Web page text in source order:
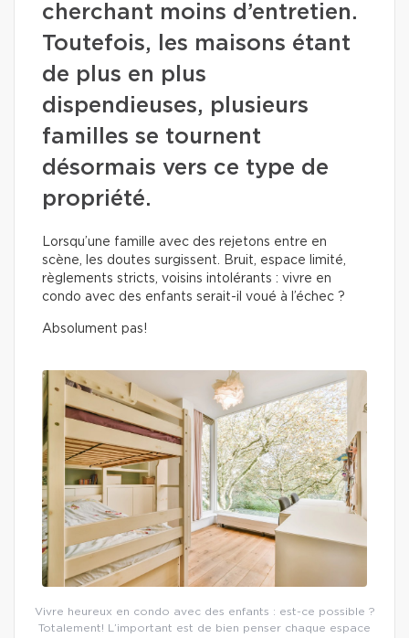
cherchant moins d’entretien.
Toutefois, les maisons étant
de plus en plus
dispendieuses, plusieurs
familles se tournent
désormais vers ce type de
propriété.
Lorsqu’une famille avec des rejetons entre en
scène, les doutes surgissent. Bruit, espace limité,
règlements stricts, voisins intolérants : vivre en
condo avec des enfants serait-il voué à l’échec ?
Absolument pas!
Vivre heureux en condo avec des enfants : est-ce possible ?
Totalement! L’important est de bien penser chaque espace